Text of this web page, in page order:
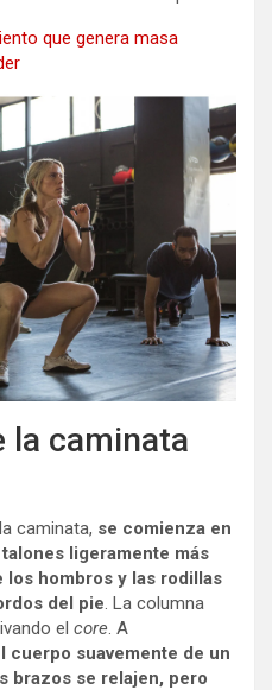
que genera masa
la caminata
caminata, se comienza en
ligeramente más
los hombros y las rodillas
del pie. La columna
el core. A
cuerpo suavemente de un
brazos se relajen, pero